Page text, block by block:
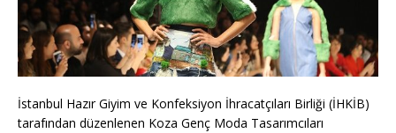
İstanbul Hazır Giyim ve Konfeksiyon İhracatçıları Birliği (İHKİB)
tarafından düzenlenen Koza Genç Moda Tasarımcıları